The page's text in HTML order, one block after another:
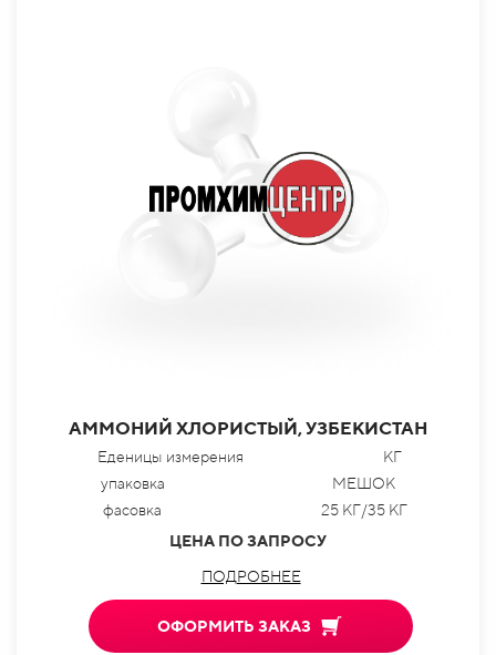
АММОНИЙ ХЛОРИСТЫЙ, УЗБЕКИСТАН
Еденицы измерения
КГ
упаковка
МЕШОК
фасовка
25 КГ/35 КГ
ЦЕНА ПО ЗАПРОСУ
ПОДРОБНЕЕ
ОФОРМИТЬ ЗАКАЗ